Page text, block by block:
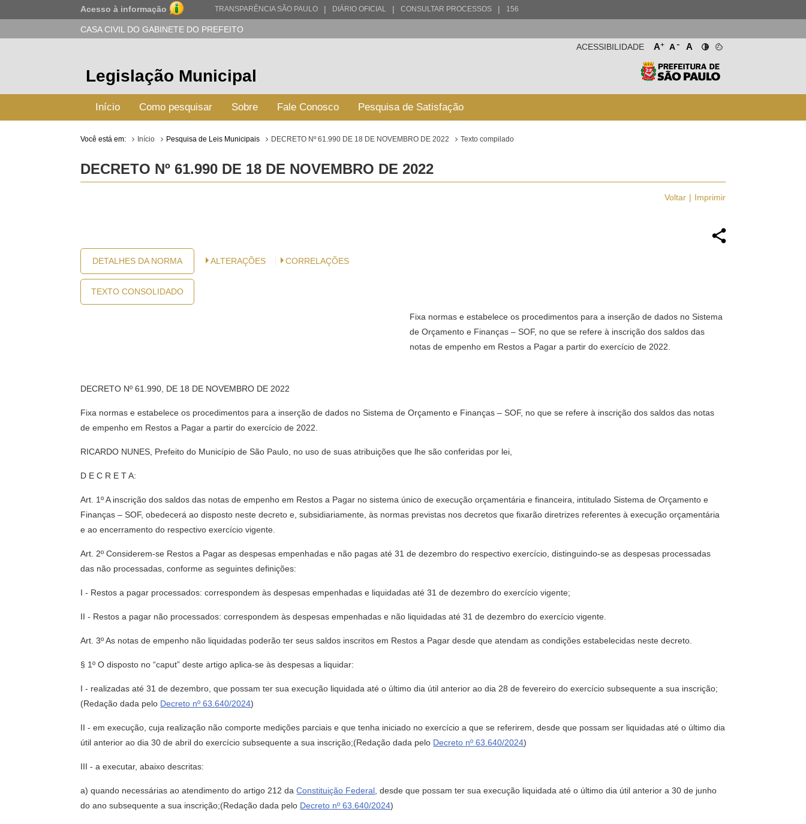
Acesso à informação TRANSPARÊNCIA SÃO PAULO | DIÁRIO OFICIAL | CONSULTAR PROCESSOS | 156
CASA CIVIL DO GABINETE DO PREFEITO
A+ A- A
ACESSIBILIDADE
Legislação Municipal
Início Como pesquisar Sobre Fale Conosco Pesquisa de Satisfação
Você está em: Início Pesquisa de Leis Municipais DECRETO Nº 61.990 DE 18 DE NOVEMBRO DE 2022 Texto compilado
DECRETO Nº 61.990 DE 18 DE NOVEMBRO DE 2022
Voltar Imprimir
DETALHES DA NORMA
TEXTO CONSOLIDADO
ALTERAÇÕES CORRELAÇÕES
Fixa normas e estabelece os procedimentos para a inserção de dados no Sistema
de Orçamento e Finanças – SOF, no que se refere à inscrição dos saldos das
notas de empenho em Restos a Pagar a partir do exercício de 2022.
DECRETO Nº 61.990, DE 18 DE NOVEMBRO DE 2022
Fixa normas e estabelece os procedimentos para a inserção de dados no Sistema de Orçamento e Finanças – SOF, no que se refere à inscrição dos saldos das notas
de empenho em Restos a Pagar a partir do exercício de 2022.
RICARDO NUNES, Prefeito do Município de São Paulo, no uso de suas atribuições que lhe são conferidas por lei,
D E C R E T A:
Art. 1º A inscrição dos saldos das notas de empenho em Restos a Pagar no sistema único de execução orçamentária e financeira, intitulado Sistema de Orçamento e
Finanças – SOF, obedecerá ao disposto neste decreto e, subsidiariamente, às normas previstas nos decretos que fixarão diretrizes referentes à execução orçamentária
e ao encerramento do respectivo exercício vigente.
Art. 2º Considerem-se Restos a Pagar as despesas empenhadas e não pagas até 31 de dezembro do respectivo exercício, distinguindo-se as despesas processadas
das não processadas, conforme as seguintes definições:
I - Restos a pagar processados: correspondem às despesas empenhadas e liquidadas até 31 de dezembro do exercício vigente;
II - Restos a pagar não processados: correspondem às despesas empenhadas e não liquidadas até 31 de dezembro do exercício vigente.
Art. 3º As notas de empenho não liquidadas poderão ter seus saldos inscritos em Restos a Pagar desde que atendam as condições estabelecidas neste decreto.
§ 1º O disposto no “caput” deste artigo aplica-se às despesas a liquidar:
I - realizadas até 31 de dezembro, que possam ter sua execução liquidada até o último dia útil anterior ao dia 28 de fevereiro do exercício subsequente a sua inscrição;
(Redação dada pelo Decreto nº 63.640/2024)
II - em execução, cuja realização não comporte medições parciais e que tenha iniciado no exercício a que se referirem, desde que possam ser liquidadas até o último dia
útil anterior ao dia 30 de abril do exercício subsequente a sua inscrição;(Redação dada pelo Decreto nº 63.640/2024)
III - a executar, abaixo descritas:
a) quando necessárias ao atendimento do artigo 212 daConstituição Federal , desde que possam ter sua execução liquidada até o último dia útil anterior a 30 de junho
do ano subsequente a sua inscrição;(Redação dada pelo Decreto nº 63.640/2024)